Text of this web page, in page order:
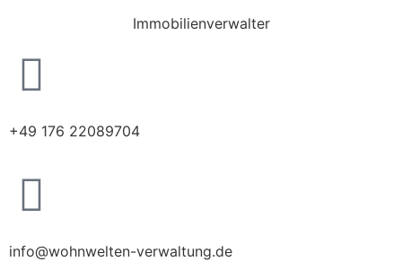
Immobilienverwalter
+49 176 22089704
info@wohnwelten-verwaltung.de